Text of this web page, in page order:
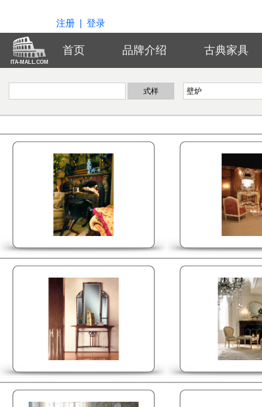
注册 登录
ITA-MALL.COM
首页 品牌介绍 古典家具